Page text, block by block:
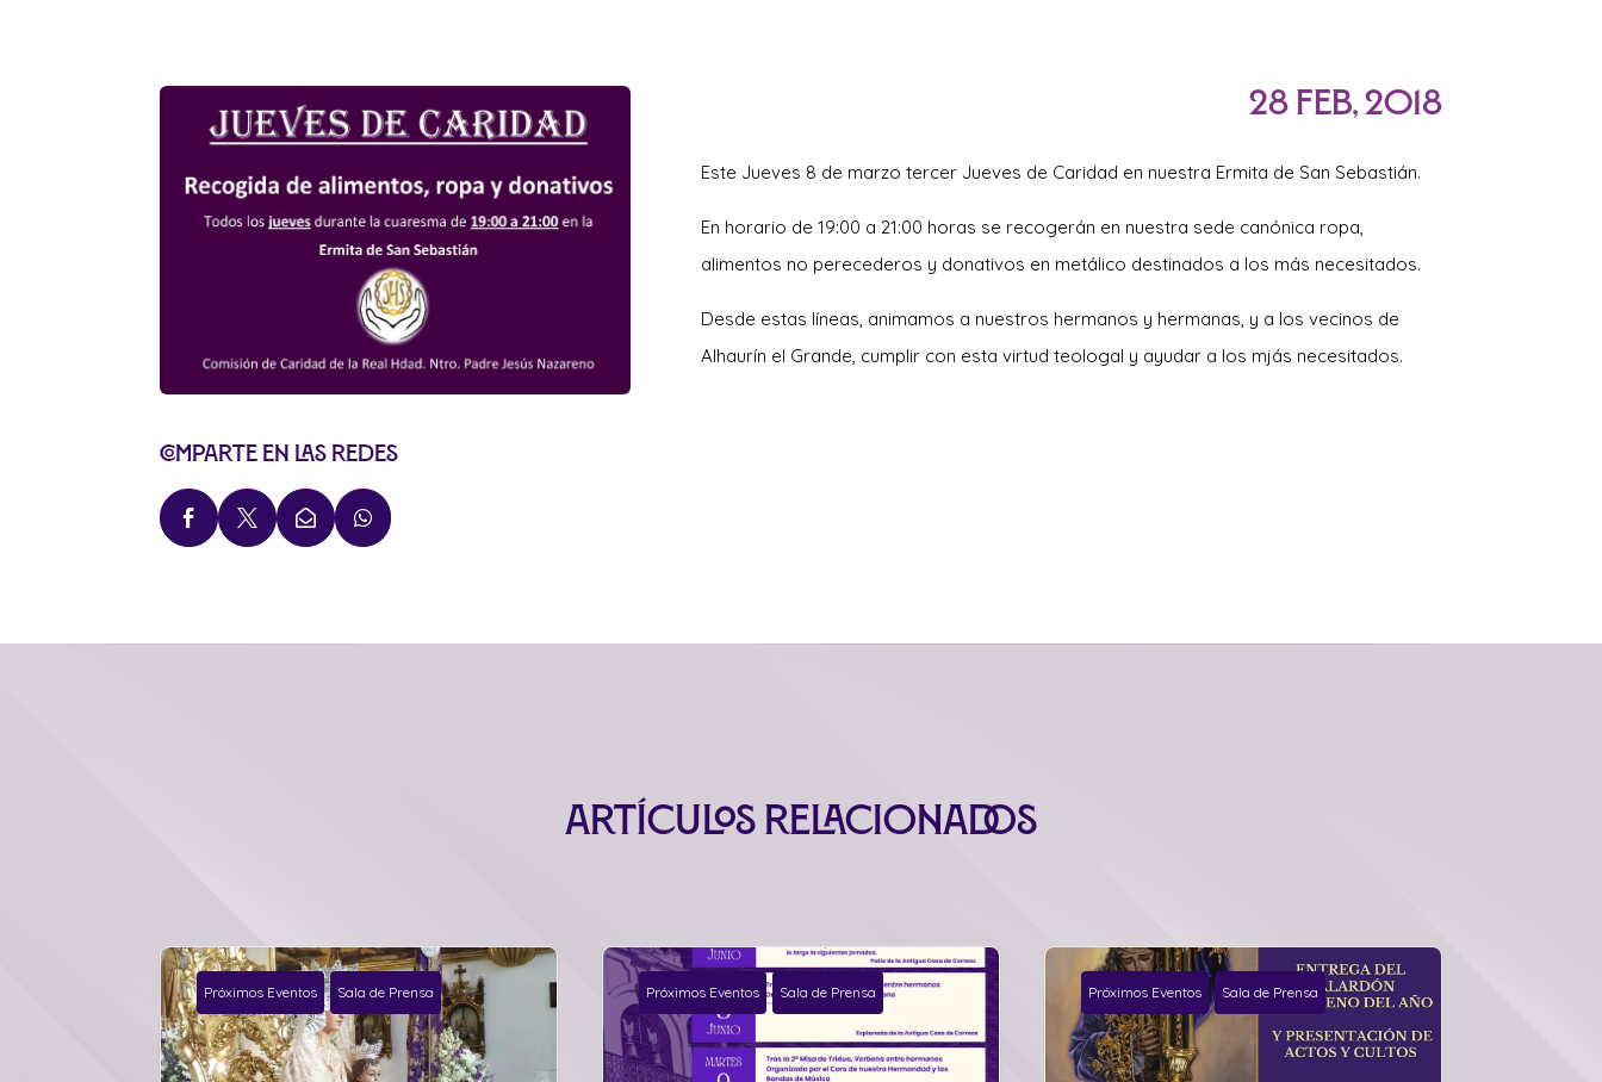
Comparte en las redes
   
28 Feb, 2018
Este Jueves 8 de marzo tercer Jueves de Caridad en nuestra Ermita de San Sebastián.
En horario de 19:00 a 21:00 horas se recogerán en nuestra sede canónica ropa,
alimentos no perecederos y donativos en metálico destinados a los más necesitados.
Desde estas líneas, animamos a nuestros hermanos y hermanas, y a los vecinos de
Alhaurín el Grande, cumplir con esta virtud teologal y ayudar a los mjás necesitados.
Artículos relacionados
Próximos Eventos Sala de Prensa Próximos Eventos Sala de Prensa Próximos Eventos Sala de Prensa